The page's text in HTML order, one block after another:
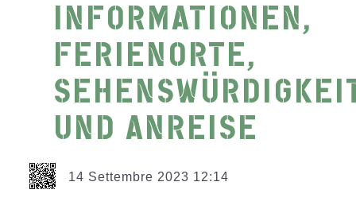
INFORMATIONEN,
FERIENORTE,
UND ANREISE
14 Settembre 2023 12:14